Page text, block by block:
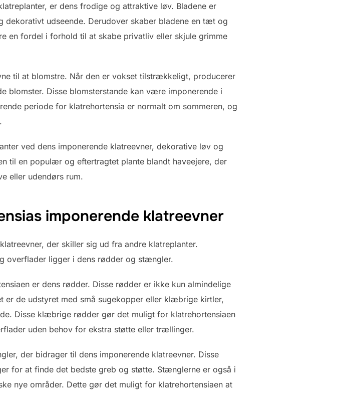
er dens frodige og attraktive løv. Bladene er
udseende. Derudover skaber bladene en tæt og
fordel i forhold til at skabe privatliv eller skjule grimme
til at blomstre. Når den er vokset tilstrækkeligt, producerer
blomster. Disse blomsterstande kan være imponerende i
periode for klatrehortensia er normalt om sommeren, og
ved dens imponerende klatreevner, dekorative løv og
til en populær og eftertragtet plante blandt haveejere, der
eller udendørs rum.
imponerende klatreevner
der skiller sig ud fra andre klatreplanter.
overflader ligger i dens rødder og stængler.
er dens rødder. Disse rødder er ikke kun almindelige
de udstyret med små sugekopper eller klæbrige kirtler,
Disse klæbrige rødder gør det muligt for klatrehortensiaen
uden behov for ekstra støtte eller trællinger.
der bidrager til dens imponerende klatreevner. Disse
for at finde det bedste greb og støtte. Stænglerne er også i
nye områder. Dette gør det muligt for klatrehortensiaen at